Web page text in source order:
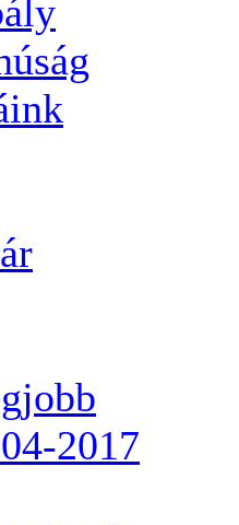
2017